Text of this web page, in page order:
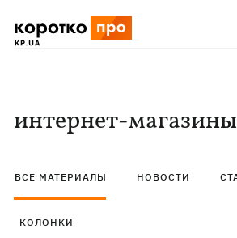
интернет-магазины
ВСЕ МАТЕРИАЛЫ НОВОСТИ
КОЛОНКИ